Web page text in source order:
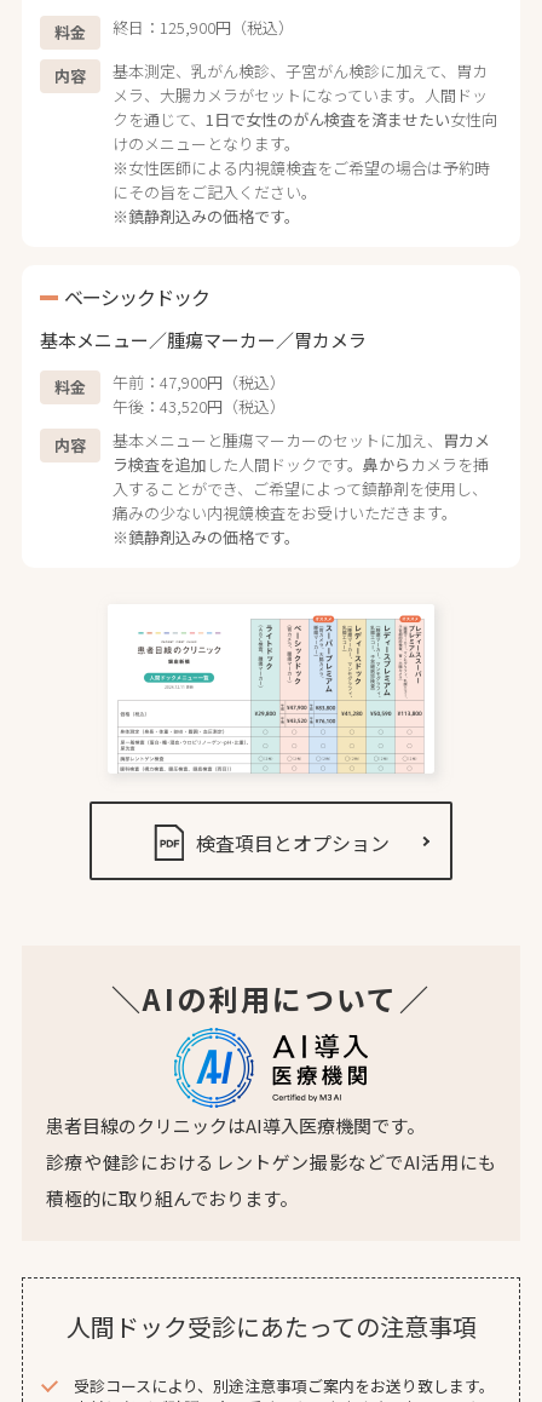
料金 終日：125,900円（税込）
内容
基本測定、乳がん検診、子宮がん検診に加えて、胃カ
メラ、大腸カメラがセットになっています。人間ドッ
クを通じて、 1日で女性のがん検査を済ませたい女性向
けのメニューとなります。
※女性医師による内視鏡検査をご希望の場合は予約時
にその旨をご記入ください。
※鎮静剤込みの価格です。
ベーシックドック
基本メニュー／腫瘍マーカー／胃カメラ
料金
午前：47,900円（税込）
午後：43,520円（税込）
内容
基本メニューと腫瘍マーカーのセットに加え、 胃カメ
ラ検査を追加 した人間ドックです。 鼻から カメラを挿
入することができ、ご希望によって鎮静剤を使用し、
痛みの少ない内視鏡検査をお受けいただきます。
※鎮静剤込みの価格です。
検査項目とオプション
＼AIの利用について／
患者目線のクリニックはAI導入医療機関です。
診療や健診におけるレントゲン撮影などでAI活用にも
積極的に取り組んでおります。
人間ドック受診にあたっての注意事項
受診コースにより、別途注意事項ご案内をお送り致します。